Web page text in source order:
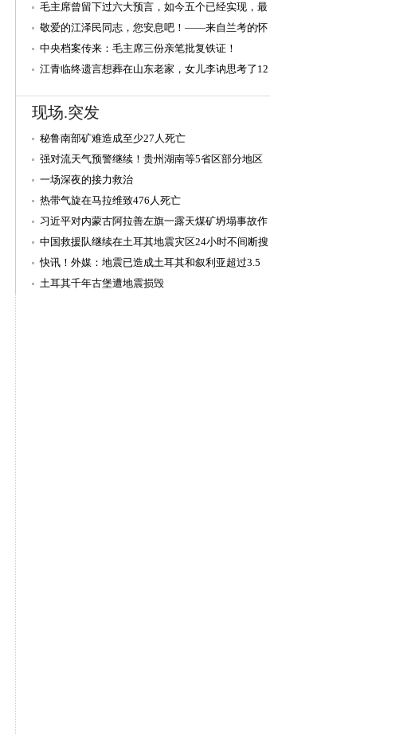
毛主席曾留下过六大预言，如今五个已经实现，最
后一个还会远吗
敬爱的江泽民同志，您安息吧！——来自兰考的怀
念和报告
中央档案传来：毛主席三份亲笔批复铁证！
江青临终遗言想葬在山东老家，女儿李讷思考了12
现场.突发
秘鲁南部矿难造成至少27人死亡
强对流天气预警继续！贵州湖南等5省区部分地区
有雷暴大风或冰雹
一场深夜的接力救治
热带气旋在马拉维致476人死亡
习近平对内蒙古阿拉善左旗一露天煤矿坍塌事故作
出重要指示
中国救援队继续在土耳其地震灾区24小时不间断搜
救
快讯！外媒：地震已造成土耳其和叙利亚超过3.5
万人死亡
土耳其千年古堡遭地震损毁